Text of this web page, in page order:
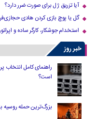
آیا تزریق ژل برای صورت ضرر دارد​؟
گل یا پوچ بازی کردن هادی
استخدام جوشکار، کارگر ساده و
خبر روز
راهنمای کامل انتخاب
است؟
بزرگ‌ترین حمله روسیه